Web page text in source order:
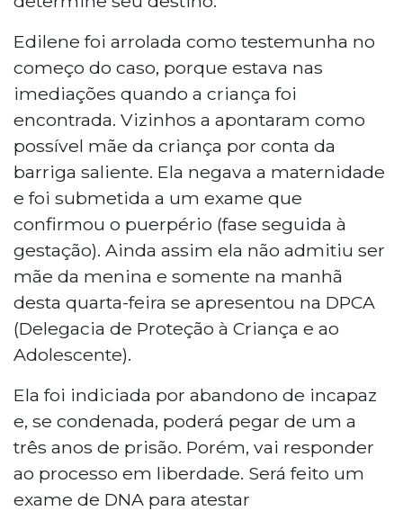
Edilene foi arrolada como testemunha no
começo do caso, porque estava nas
imediações quando a criança foi
encontrada. Vizinhos a apontaram como
possível mãe da criança por conta da
barriga saliente. Ela negava a maternidade
e foi submetida a um exame que
confirmou o puerpério (fase seguida à
gestação). Ainda assim ela não admitiu ser
mãe da menina e somente na manhã
desta quarta-feira se apresentou na DPCA
(Delegacia de Proteção à Criança e ao
Adolescente).
Ela foi indiciada por abandono de incapaz
e, se condenada, poderá pegar de um a
três anos de prisão. Porém, vai responder
ao processo em liberdade. Será feito um
exame de DNA para atestar